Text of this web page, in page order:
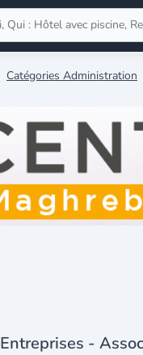
Catégories Administration
Entreprises -